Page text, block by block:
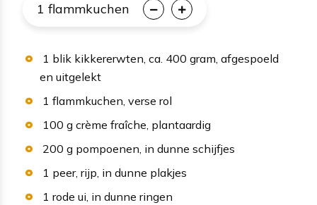
1 flammkuchen
1 blik kikkererwten, ca. 400 gram, afgespoeld
en uitgelekt
1 flammkuchen, verse rol
100 g crème fraîche, plantaardig
200 g pompoenen, in dunne schijfjes
1 peer, rijp, in dunne plakjes
1 rode ui, in dunne ringen